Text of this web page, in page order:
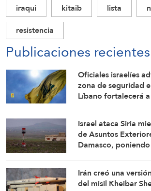
iraqui
kitaib lista
resistencia
Publicaciones recientes
Oficiales israelíes
zona de seguridad
Líbano fortalecerá
Israel ataca Siria
de Asuntos
Damasco,
Irán creó una
del misil Kheibar